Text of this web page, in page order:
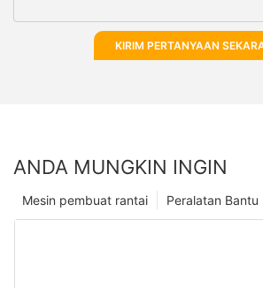
KIRIM PERTANYAAN
ANDA MUNGKIN INGIN
Peralatan Bantu
Mesin pembuat rantai